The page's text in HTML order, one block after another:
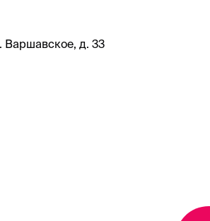
Варшавское, д. 33